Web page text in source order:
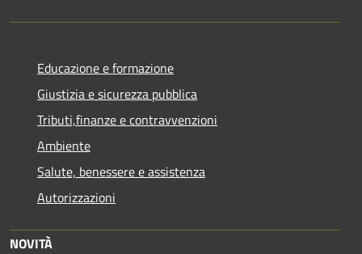
Educazione e formazione
Giustizia e sicurezza pubblica
Tributi,finanze e contravvenzioni
Ambiente
Salute, benessere e assistenza
Autorizzazioni
NOVITÀ